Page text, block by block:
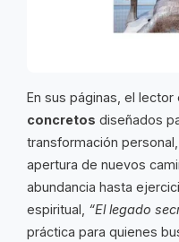
En sus páginas, el lector
concretos diseñados
transformación
apertura de nuevos
abundancia hasta
espiritual, “El legado
práctica para quienes